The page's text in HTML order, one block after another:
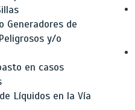
Generadores de
y/o
en casos
Líquidos en la Vía